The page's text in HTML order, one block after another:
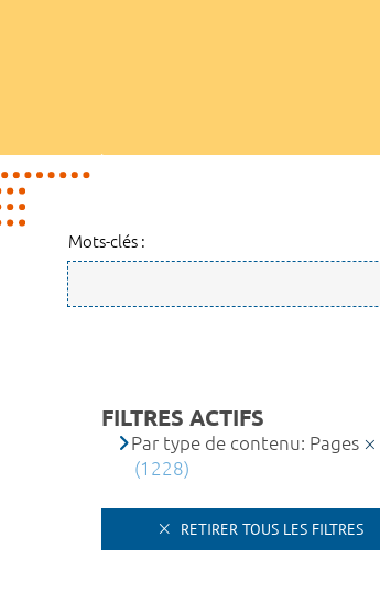
Mots-clés :
FILTRES ACTIFS
Par type de contenu: Pages
(1228)
RETIRER TOUS LES FILTRES